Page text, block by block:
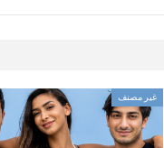
غير مصنف